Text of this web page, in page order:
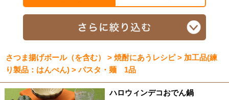
さつま揚げボール（を含む） > 焼酎にあうレシピ > 加工品(練
り製品：はんぺん) > パスタ・麺 1品
ハロウィンデコおでん鍋